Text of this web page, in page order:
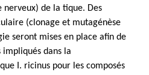
nerveux) de la tique. Des
(clonage et mutagénèse
seront mises en place afin de
dans la
I. ricinus pour les composés